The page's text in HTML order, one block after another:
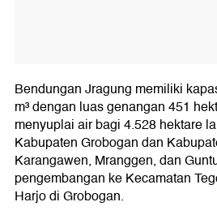
Bendungan Jragung memiliki
m³ dengan luas genangan 451
menyuplai air bagi 4.528 hektare
Kabupaten Grobogan dan
Karangawen, Mranggen, dan
pengembangan ke Kecamatan
Harjo di Grobogan.